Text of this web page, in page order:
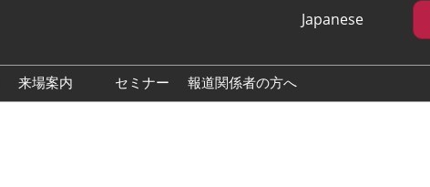
Japanese
English
繁體中文
来場案内
セミナー 報道関係者の方へ